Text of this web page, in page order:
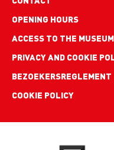
Footer
links
OPENING HOURS
ACCESS TO THE MUSEUM
PRIVACY AND COOKIE
BEZOEKERSREGLEMENT
COOKIE POLICY